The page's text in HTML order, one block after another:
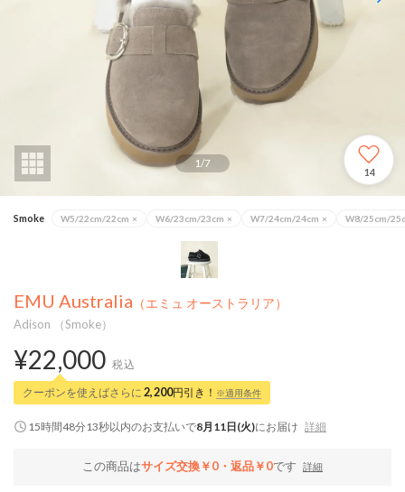
1/7
14
Smoke W5/22cm/22cm × W6/23cm/23cm × W7/24cm/24cm × W8/25cm/
EMU Australia （エミュ オーストラリア）
Adison （Smoke）
¥22,000 税込
クーポンを使えばさらに 2,200円引き！ ※適用条件
15時間48分12秒以内のお支払いで8月11日(火)にお届け 詳細
この商品はサイズ交換￥0・返品￥0です 詳細